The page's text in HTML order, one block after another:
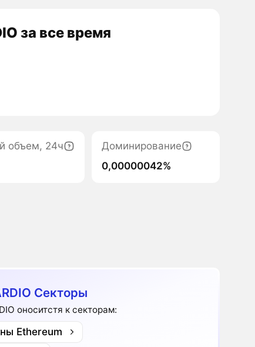
за все время
объем, 24ч
Доминирование
0,00000042%
Секторы
оноситстя к секторам:
Ethereum